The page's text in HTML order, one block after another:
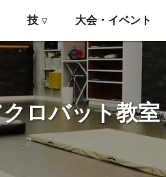
技 ▽ 大会・イベント
ロバット教室